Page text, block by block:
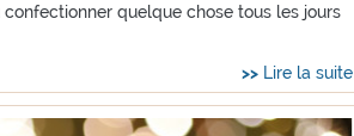
quelque chose tous les jours
Lire la suite